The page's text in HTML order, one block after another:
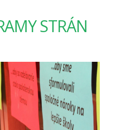
STRÁN